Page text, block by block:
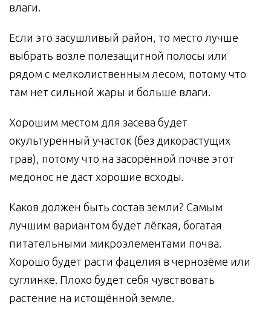
влаги.
Если это засушливый район, то место лучше
выбрать возле полезащитной полосы или
рядом с мелколиственным лесом, потому что
там нет сильной жары и больше влаги.
Хорошим местом для засева будет
окультуренный участок (без дикорастущих
трав), потому что на засорённой почве этот
медонос не даст хорошие всходы.
Каков должен быть состав земли? Самым
лучшим вариантом будет лёгкая, богатая
питательными микроэлементами почва.
Хорошо будет расти фацелия в чернозёме или
суглинке. Плохо будет себя чувствовать
растение на истощённой земле.